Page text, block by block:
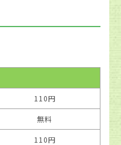
110円
無料
110円